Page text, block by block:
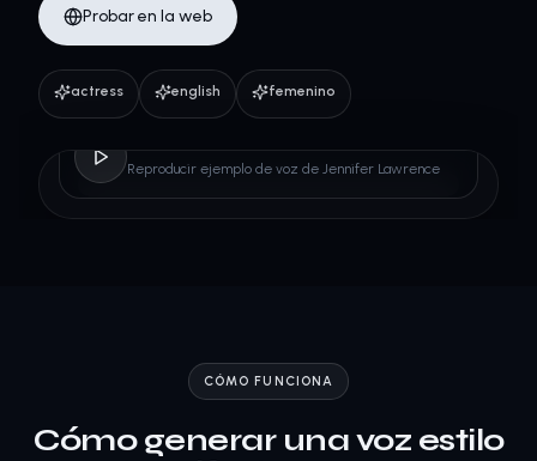
Probar en la web
actress english femenino
Reproducir ejemplo de voz de Jennifer Lawrence
CÓMO FUNCIONA
Cómo generar una voz estilo